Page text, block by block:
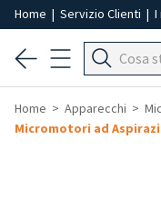
Home | Servizio Clienti | I
Home Apparecchi
Micromotori ad